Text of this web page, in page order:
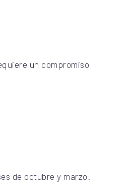
un compromiso
de octubre y marzo.